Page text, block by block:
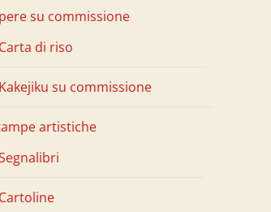
su commissione
Carta di riso
Kakejiku su commissione
artistiche
Cartoline